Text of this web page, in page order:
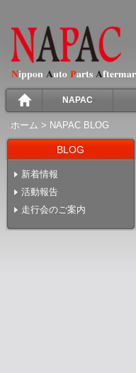
NAPAC
ホーム > NAPAC BLOG
BLOG
新着情報
活動報告
走行会のご案内